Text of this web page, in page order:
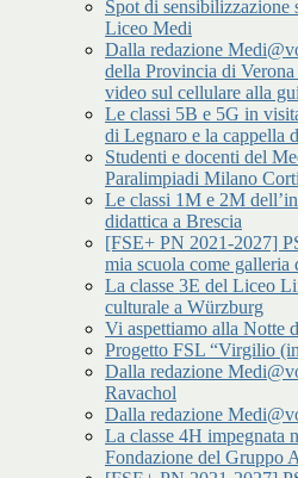
Spot di sensibilizzazione
Liceo Medi
Dalla redazione
della Provincia di
video sul cellulare alla
Le classi 5B e 5G in
di Legnaro e la cappella
Studenti e docenti del
Paralimpiadi Milano
Le classi 1M e 2M
didattica a Brescia
[FSE+ PN 2021-2027]
mia scuola come galleria
La classe 3E del Liceo
culturale a Würzburg
Vi aspettiamo alla Notte
Progetto FSL “Virgilio
Dalla redazione
Ravachol
Dalla redazione
La classe 4H impegnata
Fondazione del Gruppo